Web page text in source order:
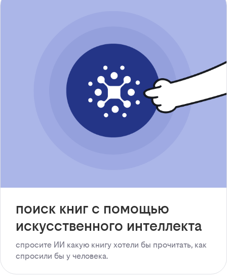
поиск книг с помощью
искусственного интеллекта
спросите ИИ какую книгу хотели бы прочитать, как
спросили бы у человека.